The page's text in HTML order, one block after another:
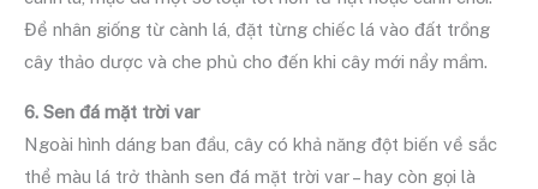
Để nhân giống từ cành lá, đặt từng chiếc lá vào đất trồng
cây thảo dược và che phủ cho đến khi cây mới nẩy mầm.
6. Sen đá mặt trời var
Ngoài hình dáng ban đầu, cây có khả năng đột biến về sắc
thể màu lá trở thành sen đá mặt trời var – hay còn gọi là